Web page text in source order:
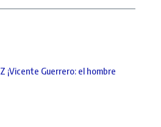
¡Vicente Guerrero: el hombre